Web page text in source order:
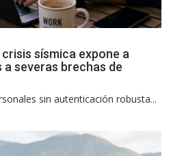
sísmica expone a
severas brechas de
sin autenticación robusta...